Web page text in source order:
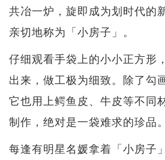
共冶一炉，旋即成为划时代的
亲切地称为「小房子」。
仔细观看手袋上的小小正方形
出来，做工极为细致。除了勾
它也用上鳄鱼皮、牛皮等不同
制作，绝对是一袋难求的珍品。
每逢有明星名媛拿着「小房子